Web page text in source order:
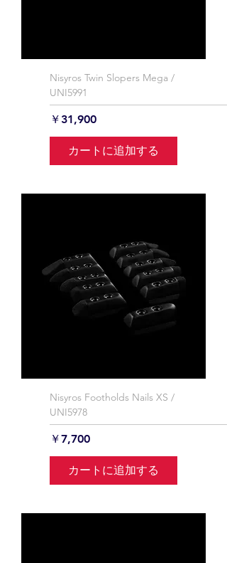
Nisyros Twin Slopers Mega /
UNI5991
価格
￥31,900
カートに追加する
Nisyros Footholds Nails XS /
UNI5978
価格
￥7,700
カートに追加する